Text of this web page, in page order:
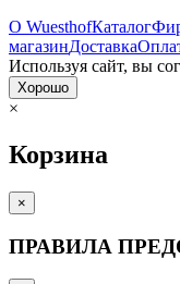
О WuesthofКаталог
магазинДоставка
Используя сайт, вы
Хорошо
×
Корзина
×
ПРАВИЛА